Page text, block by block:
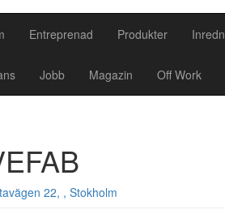
Entreprenad Produkter
Jobb Magazin Off Work
22, , Stokholm